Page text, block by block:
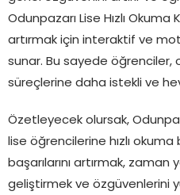
Odunpazarı Lise Hızlı
artırmak için interaktif ve
sunar. Bu sayede öğrenciler,
süreçlerine daha istekli ve
Özetleyecek olursak,
lise öğrencilerine hızlı okuma
başarılarını artırmak,
geliştirmek ve özgüvenlerini